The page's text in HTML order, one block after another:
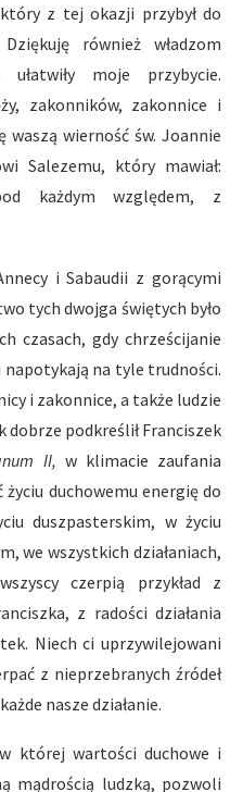
z tej okazji przybył do
również władzom
moje przybycie.
zakonników, zakonnice i
wierność św. Joannie
Salezemu, który mawiał:
każdym względem, z
i Sabaudii z gorącymi
tych dwojga świętych było
czasach, gdy chrześcijanie
napotykają na tyle trudności.
i zakonnice, a także ludzie
dobrze podkreślił Franciszek
II, w klimacie zaufania
życiu duchowemu energię do
duszpasterskim, w życiu
we wszystkich działaniach,
czerpią przykład z
z radości działania
Niech ci uprzywilejowani
z nieprzebranych źródeł
nasze działanie.
której wartości duchowe i
mądrością ludzką, pozwoli